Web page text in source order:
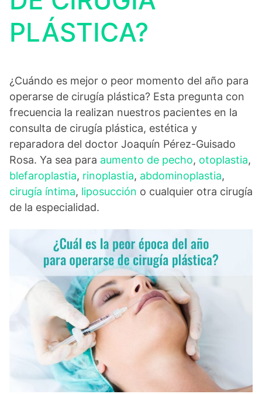
PLÁSTICA?
¿Cuándo es mejor o peor momento del año para
operarse de cirugía plástica? Esta pregunta con
frecuencia la realizan nuestros pacientes en la
consulta de cirugía plástica, estética y
reparadora del doctor Joaquín Pérez-Guisado
Rosa. Ya sea para aumento de pecho, otoplastia,
blefaroplastia, rinoplastia, abdominoplastia,
cirugía íntima, liposucción o cualquier otra cirugía
de la especialidad.